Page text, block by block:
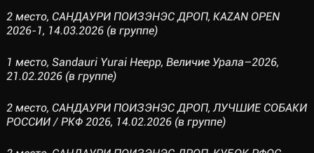
2 место, САНДАУРИ ПОИЗЭНЭС ДРОП, KAZAN OPEN
2026-1, 14.03.2026 (в группе)
1 место, Sandauri Yurai Heepp, Величие Урала–2026,
21.02.2026 (в группе)
2 место, САНДАУРИ ПОИЗЭНЭС ДРОП, ЛУЧШИЕ СОБАКИ
РОССИИ / РКФ 2026, 14.02.2026 (в группе)